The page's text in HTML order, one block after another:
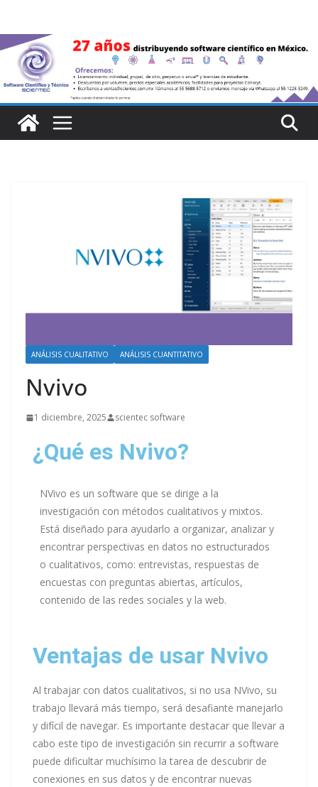
ANÁLISIS CUALITATIVO ANÁLISIS CUANTITATIVO
Nvivo
1 diciembre, 2025 scientec software
¿Qué es Nvivo?
NVivo es un software que se dirige a la
investigación con métodos cualitativos y mixtos.
Está diseñado para ayudarlo a organizar, analizar y
encontrar perspectivas en datos no estructurados
o cualitativos, como: entrevistas, respuestas de
encuestas con preguntas abiertas, artículos,
contenido de las redes sociales y la web.
Ventajas de usar Nvivo
Al trabajar con datos cualitativos, si no usa NVivo, su
trabajo llevará más tiempo, será desafiante manejarlo
y difícil de navegar. Es importante destacar que llevar a
cabo este tipo de investigación sin recurrir a software
puede dificultar muchísimo la tarea de descubrir de
conexiones en sus datos y de encontrar nuevas